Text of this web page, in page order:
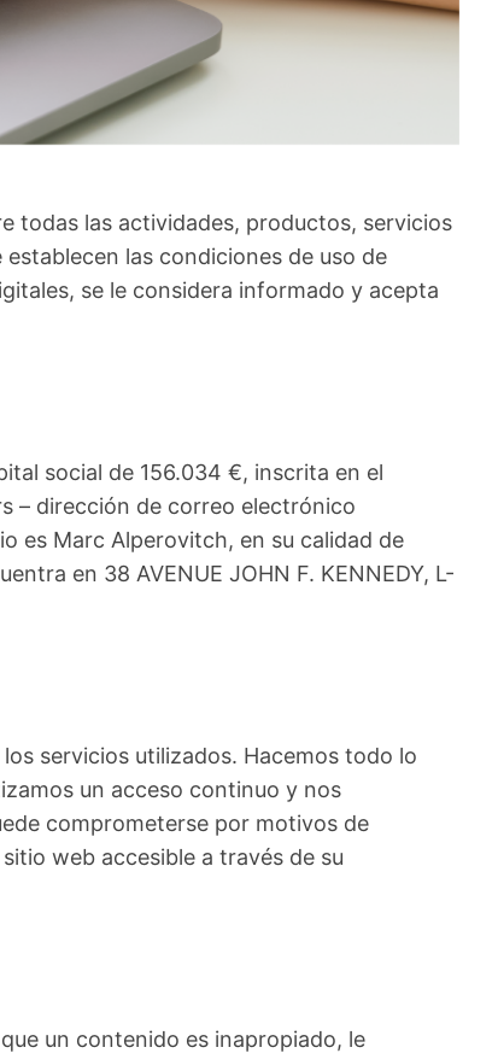
todas las actividades, productos, servicios
las condiciones de uso de
se le considera informado y acepta
social de 156.034 €, inscrita en el
– dirección de correo electrónico
es Marc Alperovitch, en su calidad de
en 38 AVENUE JOHN F. KENNEDY, L-
servicios utilizados. Hacemos todo lo
un acceso continuo y nos
comprometerse por motivos de
web accesible a través de su
un contenido es inapropiado, le